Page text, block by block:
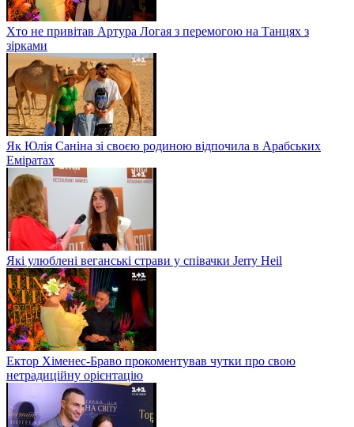
Хто не привітав Артура Логая з перемогою на Танцях з
зірками
Як Юлія Саніна зі своєю родиною відпочила в Арабських
Еміратах
Які улюблені веганські страви у співачки Jerry Heil
Ектор Хіменес-Браво прокоментував чутки про свою
нетрадиційну орієнтацію